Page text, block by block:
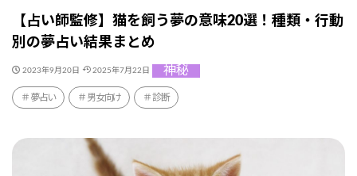
【占い師監修】猫を飼う夢の意味20選！種類・行動
別の夢占い結果まとめ
2023年9月20日 2025年7月22日 神秘
夢占い 男女向け 診断